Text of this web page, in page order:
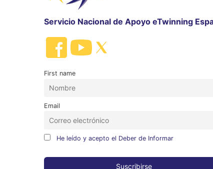
Servicio Nacional de Apoyo eTwinning
First name
Email
He leído y acepto el Deber de Informar